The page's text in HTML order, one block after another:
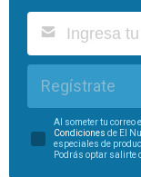
Regístrate
Al someter tu correo
Condiciones de El
especiales de
Podrás optar salirte